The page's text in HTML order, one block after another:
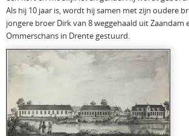
Als hij 10 jaar is, wordt hij samen met zijn oudere
jongere broer Dirk van 8 weggehaald uit Zaandam
Ommerschans in Drente gestuurd.